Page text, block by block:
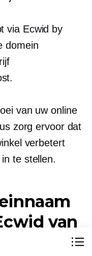
via Ecwid by
domein
van uw online
zorg ervoor dat
verbetert
te stellen.
van